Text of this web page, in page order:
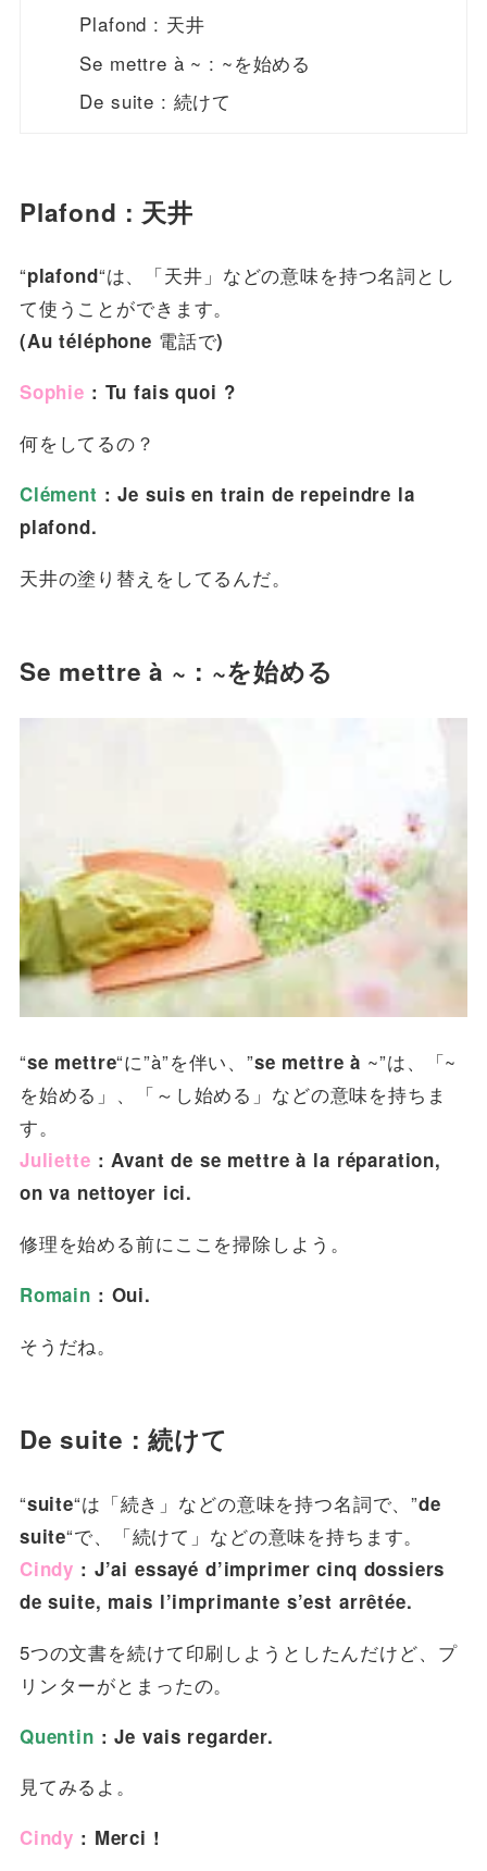
Plafond : 天井
Se mettre à ~ : ~を始める
De suite : 続けて
Plafond : 天井
“plafond“は、「天井」などの意味を持つ名詞とし
て使うことができます。
(Au téléphone 電話で)
Sophie : Tu fais quoi ?
何をしてるの？
Clément : Je suis en train de repeindre la
plafond.
天井の塗り替えをしてるんだ。
Se mettre à ~ : ~を始める
“se mettre“に”à”を伴い、”se mettre à ~”は、「~
を始める」、「～し始める」などの意味を持ちま
す。
Juliette : Avant de se mettre à la réparation,
on va nettoyer ici.
修理を始める前にここを掃除しよう。
Romain : Oui.
そうだね。
De suite : 続けて
“suite“は「続き」などの意味を持つ名詞で、”de
suite“で、「続けて」などの意味を持ちます。
Cindy : J’ai essayé d’imprimer cinq dossiers
de suite, mais l’imprimante s’est arrêtée.
5つの文書を続けて印刷しようとしたんだけど、プ
リンターがとまったの。
Quentin : Je vais regarder.
見てみるよ。
Cindy : Merci !